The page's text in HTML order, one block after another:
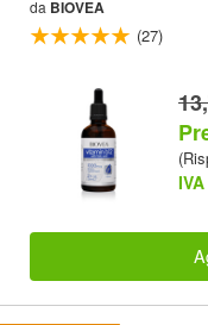
da BIOVEA
(27)